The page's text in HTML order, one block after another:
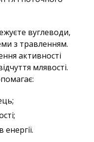
вуглеводи,
з травленням.
активності
млявості.